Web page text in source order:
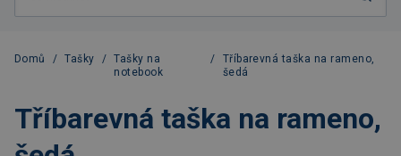
Domů / Tašky / Tašky na
notebook
/
Tříbarevná taška na rameno,
šedá
Tříbarevná taška na rameno,